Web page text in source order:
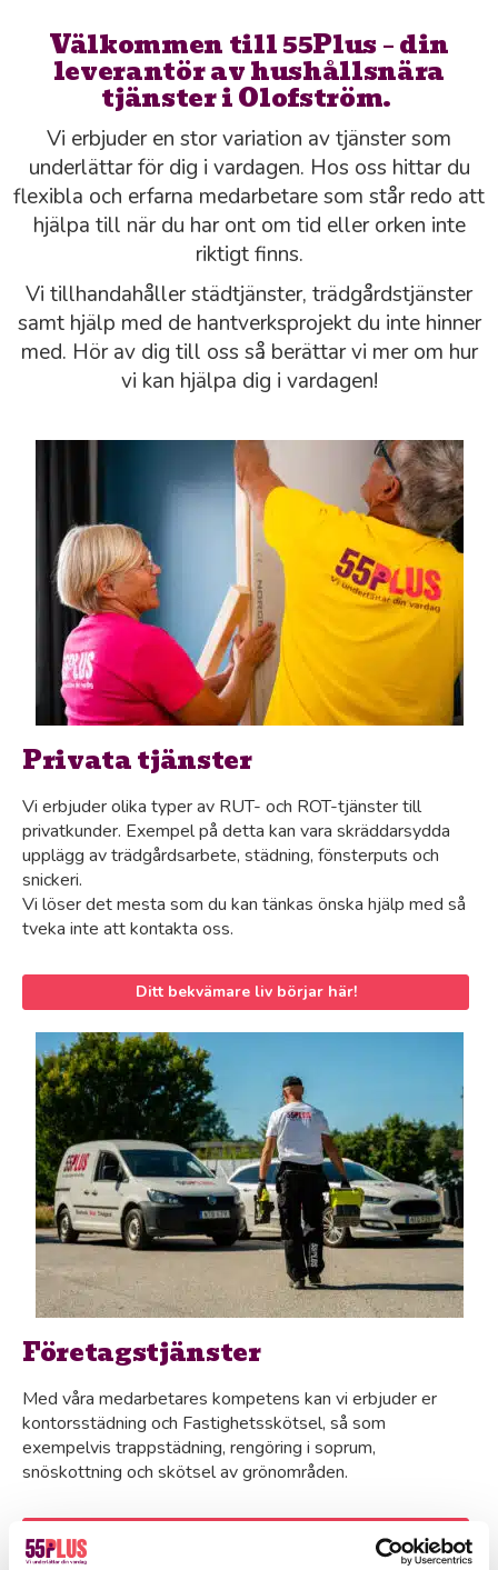
Välkommen till 55Plus – din
leverantör av hushållsnära
tjänster i Olofström.
Vi erbjuder en stor variation av tjänster som
underlättar för dig i vardagen. Hos oss hittar du
flexibla och erfarna medarbetare som står redo att
hjälpa till när du har ont om tid eller orken inte
riktigt finns.
Vi tillhandahåller städtjänster, trädgårdstjänster
samt hjälp med de hantverksprojekt du inte hinner
med. Hör av dig till oss så berättar vi mer om hur
vi kan hjälpa dig i vardagen!
Privata tjänster
Vi erbjuder olika typer av RUT- och ROT-tjänster till
privatkunder. Exempel på detta kan vara skräddarsydda
upplägg av trädgårdsarbete, städning, fönsterputs och
snickeri.
Vi löser det mesta som du kan tänkas önska hjälp med så
tveka inte att kontakta oss.
Ditt bekvämare liv börjar här!
Företagstjänster
Med våra medarbetares kompetens kan vi erbjuder er
kontorsstädning och Fastighetsskötsel, så som
exempelvis trappstädning, rengöring i soprum,
snöskottning och skötsel av grönområden.